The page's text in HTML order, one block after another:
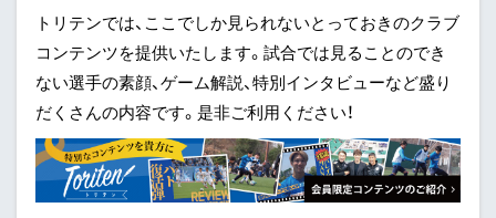
トリテンでは、ここでしか見られないとっておきのクラブ
コンテンツを提供いたします。試合では見ることのでき
ない選手の素顔、ゲーム解説、特別インタビューなど盛り
だくさんの内容です。是非ご利用ください！